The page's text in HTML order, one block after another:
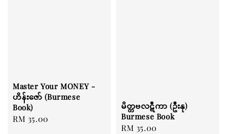
Master Your MONEY -
ဟိန်းဇော် (Burmese
Book)
Regular
RM 35.00
မိတ္တဗလဋီကာ (ဦးနု)
Burmese Book
Regular
RM 35.00